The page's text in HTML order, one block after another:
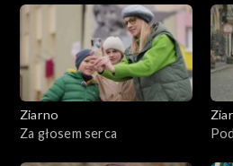
Ziarno
Za głosem serca